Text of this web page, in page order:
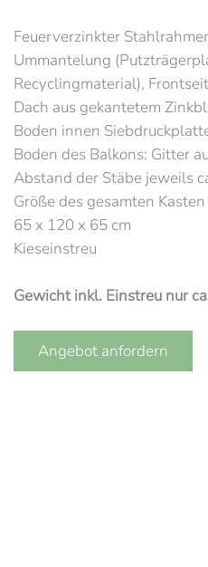
Feuerverzinkter
Ummantelung
Recyclingmaterial),
Dach aus gekantetem
Boden innen
Boden des Balkons: Gitter
Abstand der Stäbe jeweils
Größe des gesamten
65 x 120 x 65 cm
Kieseinstreu
Gewicht inkl. Einstreu nur
Angebot anfordern